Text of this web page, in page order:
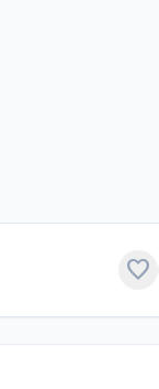
favorite